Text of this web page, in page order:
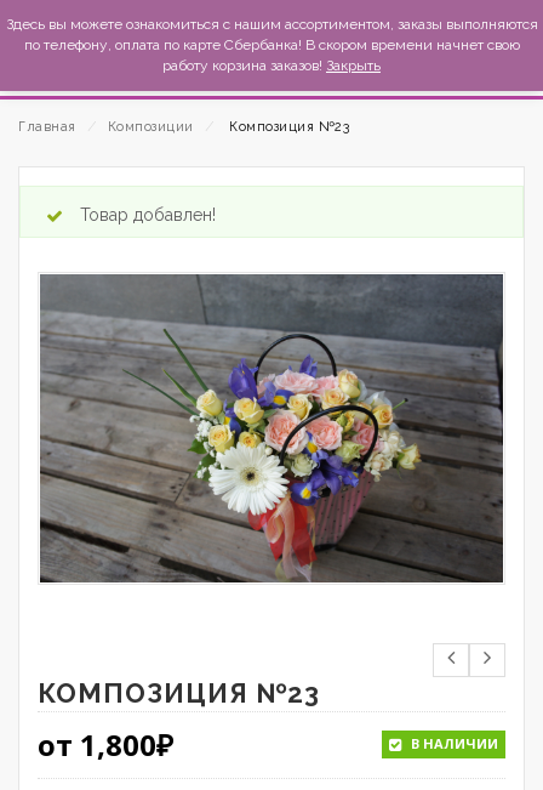
MexиKo
Главная Композиции Композиция №23
Товар добавлен!
КОМПОЗИЦИЯ №23
от 1,800₽ В НАЛИЧИИ
Здесь вы можете ознакомиться с нашим ассортиментом, заказы выполняются
по телефону, оплата по карте Сбербанка! В скором времени начнет свою
работу корзина заказов! Закрыть